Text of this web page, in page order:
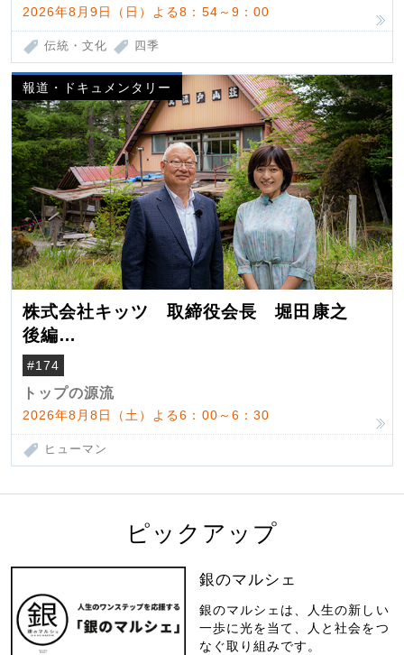
2026年8月9日（日）よる8：54～9：00
伝統・文化 四季
報道・ドキュメンタリー
株式会社キッツ 取締役会長 堀田康之
後編
米国駐在でも浮かんだ八ヶ岳 山小屋を営
んだ父母
#174
トップの源流
2026年8月8日（土）よる6：00～6：30
ヒューマン
ピックアップ
銀のマルシェ
銀のマルシェは、人生の新しい
一歩に光を当て、人と社会をつ
なぐ取り組みです。